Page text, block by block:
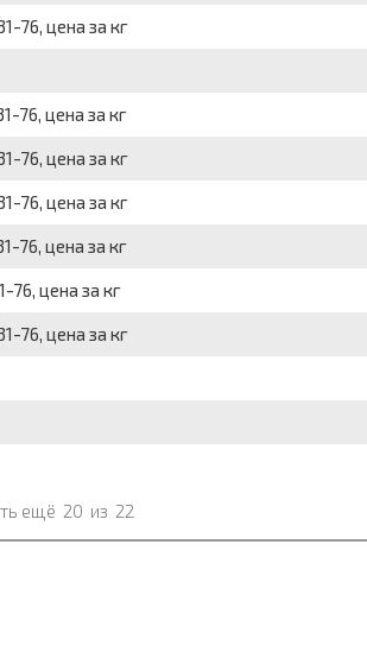
76, цена за кг
76, цена за кг
76, цена за кг
76, цена за кг
76, цена за кг
цена за кг
76, цена за кг
ещё 20 из 22